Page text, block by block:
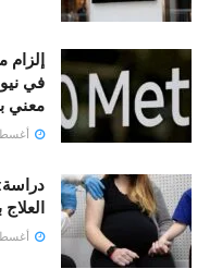
في
معني
أغسطس
أغسطس